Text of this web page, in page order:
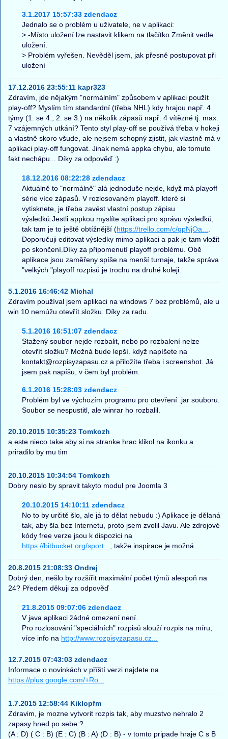
3.1.2017 15:57:33 zdendacz
Jednalo se o problém u uživatele, ne v aplikaci:
> -Místo uložení lze nastavit klikem na tlačítko Změnit vedle
uložení.
> Problém vyřešen. Nevěděl jsem, jak přesně postupovat při
uložení
17.12.2016 23:55:11 kapr323
Zdravím, jde nějakým "normálním" způsobem v aplikaci použít
play-off? Myslím tím standardní (třeba NHL) kdy hrajou např. 4
týmy (1. se 4., 2. se 3.) na několik zápasů např. 4 vítězné tj. max.
7 vzájemných utkání? Tento styl play-off se používá třeba v hokeji
a vlastně skoro všude, ale nejsem schopný zjistit, jak vlastně má v
aplikaci play-off fungovat. Jinak nemá appka chybu, ale tomuto
fakt nechápu... Díky za odpověď :)
18.12.2016 08:22:28 zdendacz
Aktuálně to "normálně" alá jednoduše nejde, když má playoff
série více zápasů. V rozlosovaném playoff. které si
vytisknete, je třeba zavést vlastní postup zápisu
výsledků.Jestli appkou myslíte aplikaci pro správu výsledků,
tak tam je to ještě obtížnější (https://trello.com/c/gpNjOa...
Doporučuji editovat výsledky mimo aplikaci a pak je tam vložit
po skončení.Díky za připomenutí playoff problému. Obě
aplikace jsou zaměřeny spíše na menší turnaje, takže správa
"velkých "playoff rozpisů je trochu na druhé koleji.
5.1.2016 16:46:42 Michal
Zdravím používal jsem aplikaci na windows 7 bez problémů, ale u
win 10 nemúžu otevřít složku. Díky za radu.
5.1.2016 16:51:07 zdendacz
Stažený soubor nejde rozbalit, nebo po rozbalení nelze
otevřít složku? Možná bude lepší. když napíšete na
kontakt@rozpisyzapasu.cz a přiložíte třeba i screenshot. Já
jsem pak napíšu, v čem byl problém.
6.1.2016 15:28:03 zdendacz
Problém byl ve výchozím programu pro otevření .jar souboru.
Soubor se nespustitl, ale winrar ho rozbalil.
20.10.2015 10:35:23 Tomkozh
a este nieco take aby si na stranke hrac klikol na ikonku a
priradilo by mu tim
20.10.2015 10:34:54 Tomkozh
Dobry neslo by spravit takyto modul pre Joomla 3
20.10.2015 14:10:11 zdendacz
No to by určitě šlo, ale já to dělat nebudu :) Aplikace je dělaná
tak, aby šla bez Internetu, proto jsem zvolil Javu. Ale zdrojové
kódy free verze jsou k dispozici na
https://bitbucket.org/sport..., takže inspirace je možná
20.8.2015 21:08:33 Ondrej
Dobrý den, nešlo by rozšířit maximální počet týmů alespoň na
24? Předem děkuji za odpověď
21.8.2015 09:07:06 zdendacz
V java aplikaci žádné omezení není.
Pro rozlosování "speciálních" rozpisů slouží rozpis na míru,
více info na http://www.rozpisyzapasu.cz...
12.7.2015 07:43:03 zdendacz
Informace o novinkách v příští verzi najdete na
https://plus.google.com/+Ro...
1.7.2015 12:58:44 Kiklopfm
Zdravim, je mozne vytvorit rozpis tak, aby muzstvo nehralo 2
zapasy hned po sebe ?
(A : D) ( C : B) (E : C) (B : A) (D : B) - v tomto pripade hraje C s B